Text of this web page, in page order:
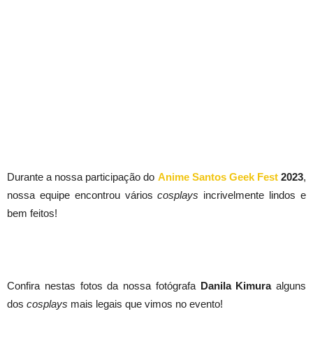
Durante a nossa participação do Anime Santos Geek Fest 2023,
nossa equipe encontrou várioscosplays incrivelmente lindos e
bem feitos!
Confira nestas fotos da nossa fotógrafa Danila Kimuraalguns
dos cosplays mais legais que vimos no evento!